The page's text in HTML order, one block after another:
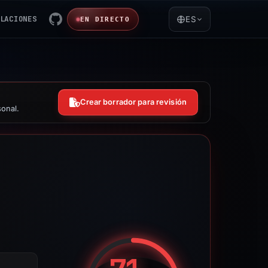
EN DIRECTO ES
Crear borrador para revisión